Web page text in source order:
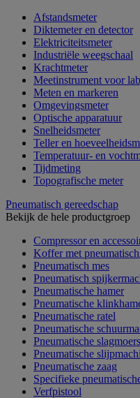
Afstandsmeter
Diktemeter en detector
Elektriciteitsmeter
Industriële weegschaal
Krachtmeter
Meetinstrument voor
Meten en markeren
Omgevingsmeter
Optische apparatuur
Snelheidsmeter
Teller en
Temperatuur- en
Tijdmeting
Topografische meter
Pneumatisch gereedschap
Bekijk de hele productgroep
Compressor en
Koffer met
Pneumatisch mes
Pneumatisch
Pneumatische hamer
Pneumatische
Pneumatische ratel
Pneumatische
Pneumatische
Pneumatische
Pneumatische zaag
Specifieke
Verfpistool